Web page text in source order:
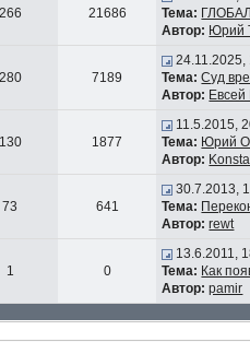
21686
Тема:
Автор: Юрий
7189
24.11.2025,
Тема: Суд
Автор: Евсей
1877
11.5.2015,
Тема: Юрий
Автор:
73 641
30.7.2013,
Тема:
Автор: rewt
1 0
13.6.2011,
Тема: Как
Автор: pamir